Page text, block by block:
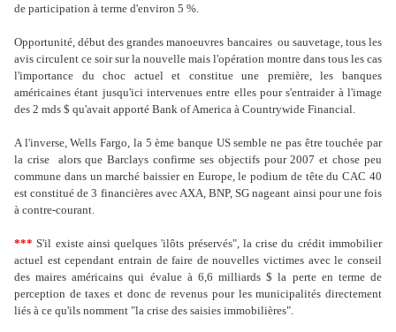
de participation à terme d'environ 5 %.
Opportunité, début des grandes manoeuvres bancaires ou sauvetage, tous les
avis circulent ce soir sur la nouvelle mais l'opération montre dans tous les cas
l'importance du choc actuel et constitue une première, les banques
américaines étant jusqu'ici intervenues entre elles pour s'entraider à l'image
des 2 mds $ qu'avait apporté Bank of America à Countrywide Financial.
A l'inverse, Wells Fargo, la 5 ème banque US semble ne pas être touchée par
la crise alors que Barclays confirme ses objectifs pour 2007 et chose peu
commune dans un marché baissier en Europe, le podium de tête du CAC 40
est constitué de 3 financières avec AXA, BNP, SG nageant ainsi pour une fois
à contre-courant.
*** S'il existe ainsi quelques 'ilôts préservés", la crise du crédit immobilier
actuel est cependant entrain de faire de nouvelles victimes avec le conseil
des maires américains qui évalue à 6,6 milliards $ la perte en terme de
perception de taxes et donc de revenus pour les municipalités directement
liés à ce qu'ils nomment "la crise des saisies immobilières".